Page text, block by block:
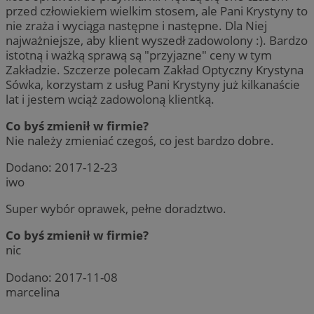
przed człowiekiem wielkim stosem, ale Pani Krystyny to
nie zraża i wyciąga następne i następne. Dla Niej
najważniejsze, aby klient wyszedł zadowolony :). Bardzo
istotną i ważką sprawą są "przyjazne" ceny w tym
Zakładzie. Szczerze polecam Zakład Optyczny Krystyna
Sówka, korzystam z usług Pani Krystyny już kilkanaście
lat i jestem wciąż zadowoloną klientką.
Co byś zmienił w firmie?
Nie należy zmieniać czegoś, co jest bardzo dobre.
Dodano: 2017-12-23
iwo
Super wybór oprawek, pełne doradztwo.
Co byś zmienił w firmie?
nic
Dodano: 2017-11-08
marcelina
Niezbędne Wydajność Targetowanie
Niesklasyfikowane
Niezbędne pliki cookie umożliwiają korzystanie z podstawowych
internetowej, takich jak logowanie użytkownika i zarządzanie
plików cookie nie można prawidłowo korzystać ze strony
Nazwa
Provider
SessID
MvSessID
msToken